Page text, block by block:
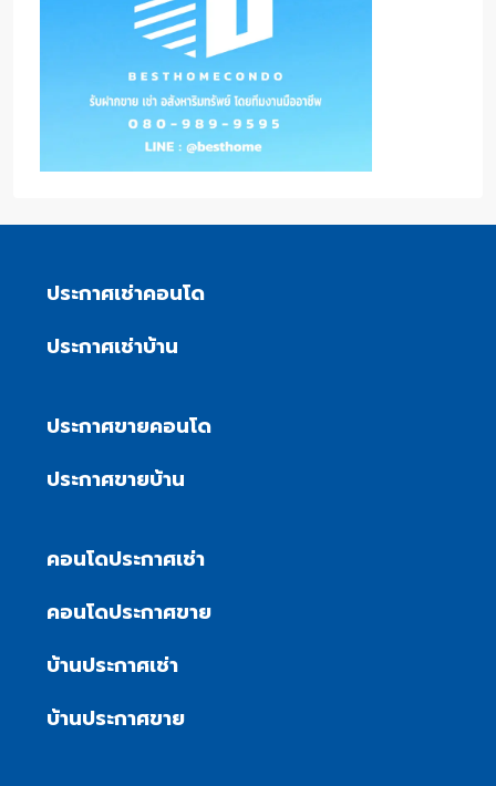
ประกาศเช่าคอนโด
ประกาศเช่าบ้าน
ประกาศขายคอนโด
ประกาศขายบ้าน
คอนโดประกาศเช่า
คอนโดประกาศขาย
บ้านประกาศเช่า
บ้านประกาศขาย